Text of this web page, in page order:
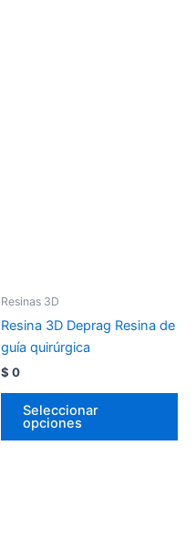
Resinas 3D
Resina 3D Deprag Resina de
guía quirúrgica
$ 0
Seleccionar
opciones